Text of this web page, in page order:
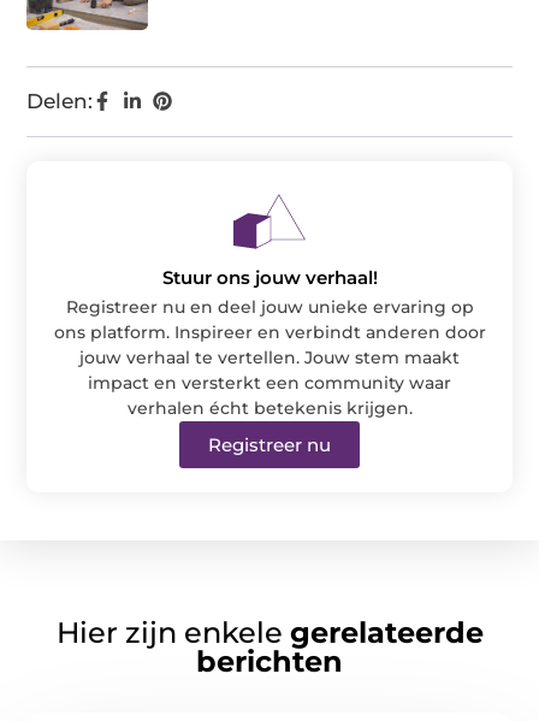
Delen:
Stuur ons jouw verhaal!
Registreer nu en deel jouw unieke ervaring op
ons platform. Inspireer en verbindt anderen door
jouw verhaal te vertellen. Jouw stem maakt
impact en versterkt een community waar
verhalen écht betekenis krijgen.
Registreer nu
Hier zijn enkele gerelateerde
berichten